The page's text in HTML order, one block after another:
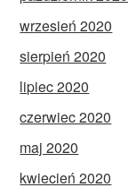
wrzesień 2020
sierpień 2020
lipiec 2020
czerwiec 2020
maj 2020
kwiecień 2020